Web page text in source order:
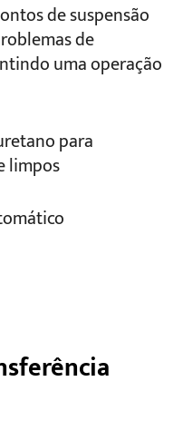
de suspensão
de
uma operação
para
limpos